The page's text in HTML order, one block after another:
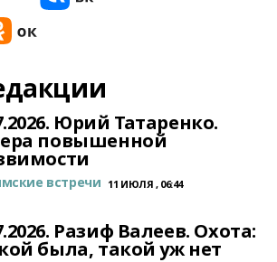
Юрий Татаренко.
повышенной
встречи 11 ИЮЛЯ , 06:44
Разиф Валеев. Охота:
была, такой уж нет